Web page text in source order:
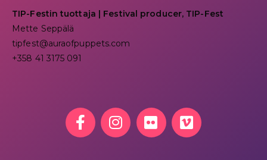
TIP-Festin tuottaja | Festival producer, TIP-Fest
Mette Seppälä
tipfest@auraofpuppets.com
+358 41 3175 091